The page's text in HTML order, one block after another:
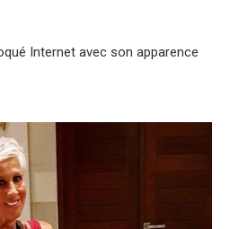
Internet avec son apparence